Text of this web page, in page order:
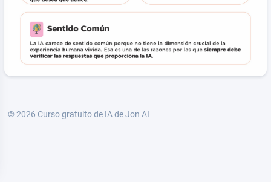
© 2026 Curso gratuito de IA de Jon AI